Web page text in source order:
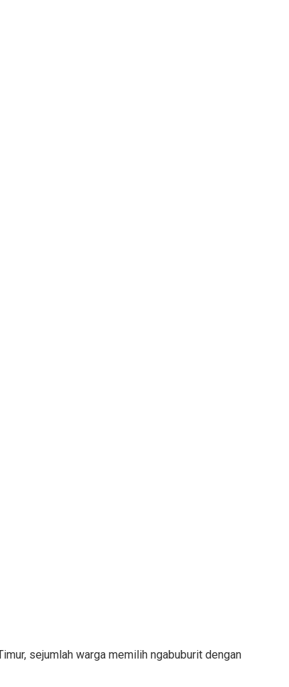
sejumlah warga memilih ngabuburit dengan